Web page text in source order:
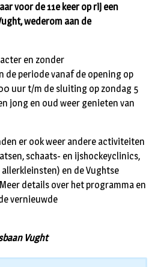
voor de 11e keer op rij een
wederom aan de
en zonder
de periode vanaf de opening op
uur t/m de sluiting op zondag 5
jong en oud weer genieten van
er ook weer andere activiteiten
schaats- en ijshockeyclinics,
allerkleinsten) en de Vughtse
details over het programma en
vernieuwde
Vught